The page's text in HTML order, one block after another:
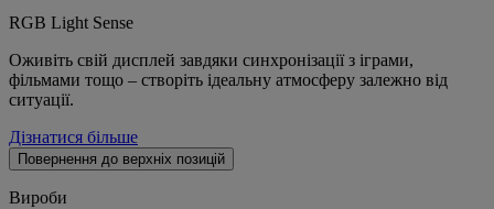
RGB Light Sense
Оживіть свій дисплей завдяки синхронізації з іграми,
фільмами тощо – створіть ідеальну атмосферу залежно від
ситуації.
Дізнатися більше
Повернення до верхніх позицій
Вироби